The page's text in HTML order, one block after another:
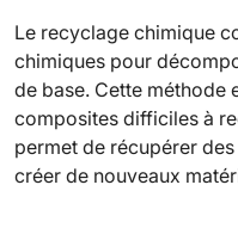
Le recyclage chimique
chimiques pour
de base. Cette méthode
composites difficiles à
permet de récupérer
créer de nouveaux